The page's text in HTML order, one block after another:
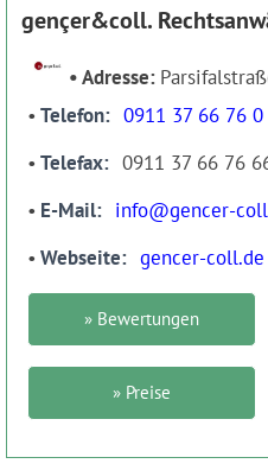
gençer&coll.
Adresse:
Telefon
0911 37 66 76 0
Telefax
0911 37 66 76
E-Mail
info@gencer-
Webseite
gencer-coll.de
» Bewertungen
» Preise